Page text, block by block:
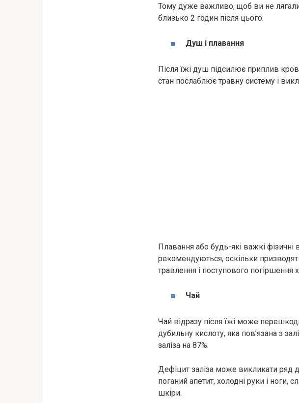
Тому дуже важливо, щоб ви не лягали
близько 2 годин після цього.
Душ і плавання
Після їжі душ підсилює приплив
стан послаблює травну систему і
Плавання або будь-які важкі
рекомендуються, оскільки
травлення і поступового
Чай
Чай відразу після їжі може
дубильну кислоту, яка пов’язана з
заліза на 87%.
Дефіцит заліза може викликати ряд
поганий апетит, холодні руки і ноги,
шкіри.